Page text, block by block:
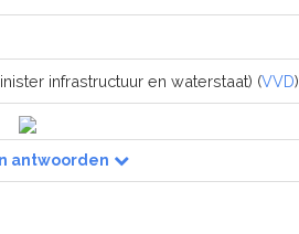
infrastructuur en waterstaat) (VVD)
antwoorden